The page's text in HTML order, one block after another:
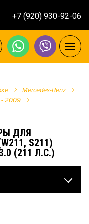
+7 (920) 930-92-06
Mercedes-Benz
- 2009
ДЛЯ
S211)
(211 Л.С.)